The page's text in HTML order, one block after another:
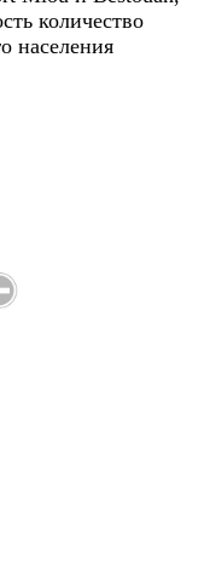
количество
населения